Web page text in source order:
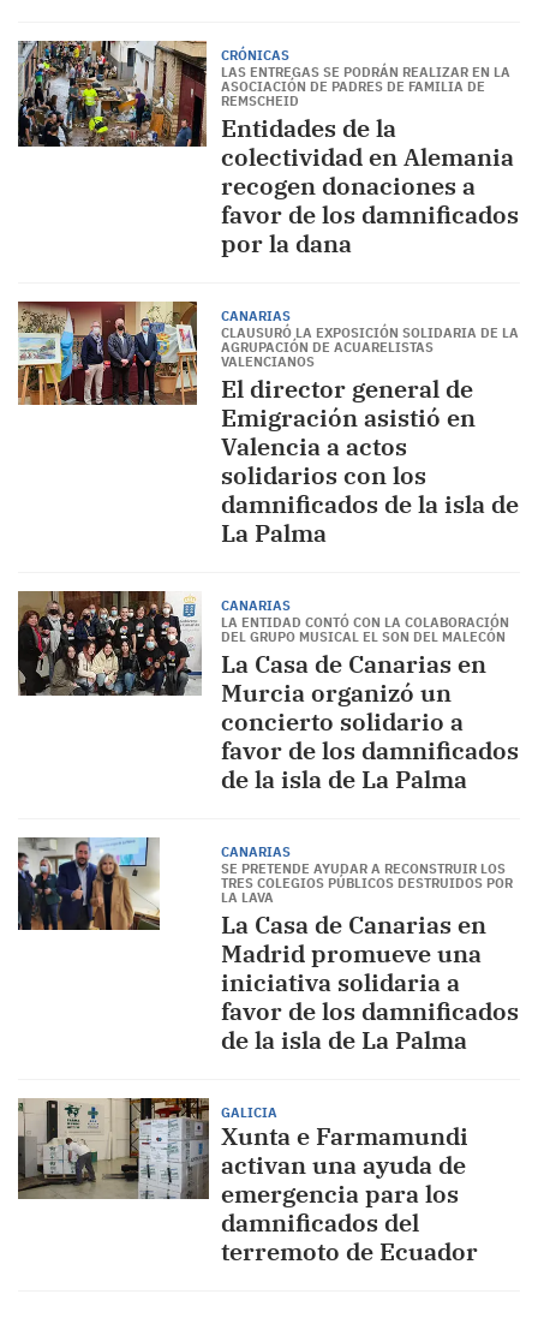
CRÓNICAS
LAS ENTREGAS SE PODRÁN REALIZAR EN LA
ASOCIACIÓN DE PADRES DE FAMILIA DE
REMSCHEID
Entidades de la
colectividad en Alemania
recogen donaciones a
favor de los damnificados
por la dana
CANARIAS
CLAUSURÓ LA EXPOSICIÓN SOLIDARIA DE LA
AGRUPACIÓN DE ACUARELISTAS
VALENCIANOS
El director general de
Emigración asistió en
Valencia a actos
solidarios con los
damnificados de la isla de
La Palma
CANARIAS
LA ENTIDAD CONTÓ CON LA COLABORACIÓN
DEL GRUPO MUSICAL EL SON DEL MALECÓN
La Casa de Canarias en
Murcia organizó un
concierto solidario a
favor de los damnificados
de la isla de La Palma
CANARIAS
SE PRETENDE AYUDAR A RECONSTRUIR LOS
TRES COLEGIOS PÚBLICOS DESTRUIDOS POR
LA LAVA
La Casa de Canarias en
Madrid promueve una
iniciativa solidaria a
favor de los damnificados
de la isla de La Palma
GALICIA
Xunta e Farmamundi
activan una ayuda de
emergencia para los
damnificados del
terremoto de Ecuador